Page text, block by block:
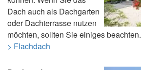
Dach auch als Dachgarten
oder Dachterrasse nutzen
möchten, sollten Sie einiges beachten.
> Flachdach